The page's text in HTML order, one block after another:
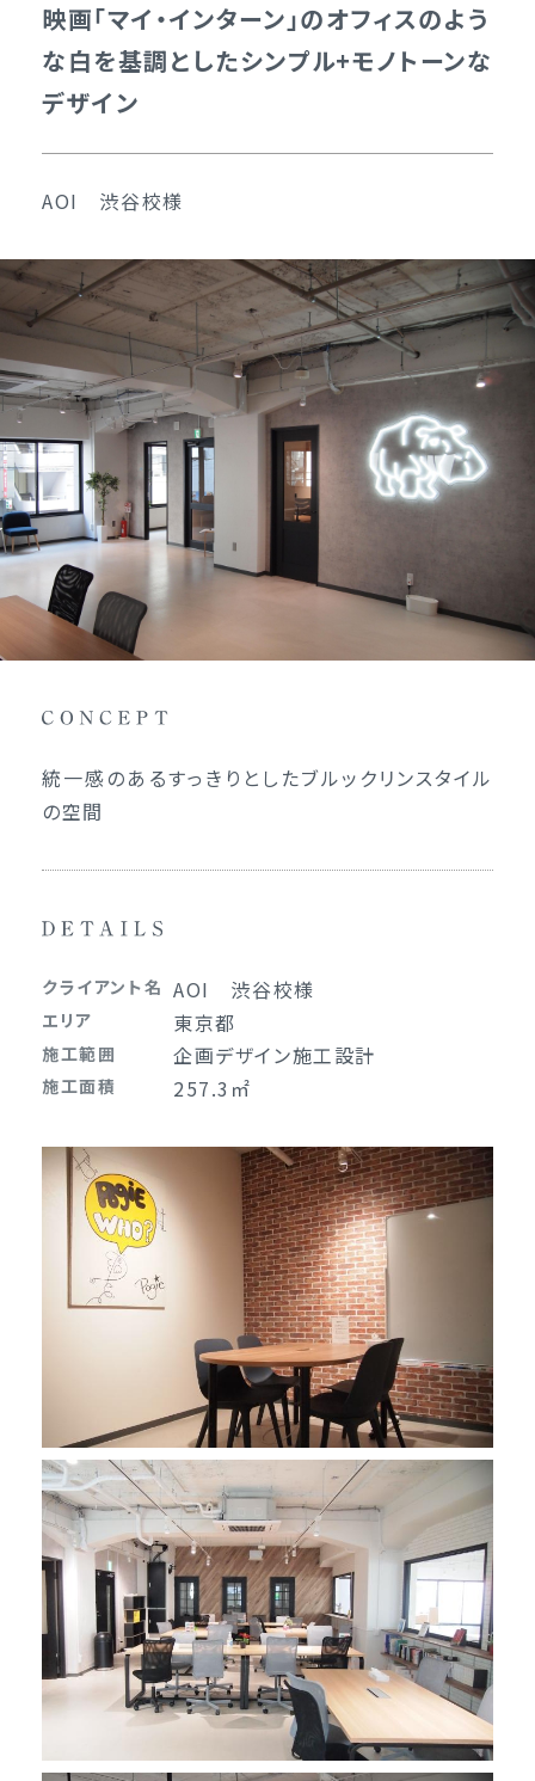
AOI 渋谷校様
映画「マイ・インターン」のオフィスのよう
な白を基調としたシンプル+モノトーンな
デザイン
統一感のあるすっきりとしたブルックリンスタイル
の空間
クライアント名 AOI 渋谷校様
エリア 東京都
施工範囲 企画デザイン施工 設計
施工面積 257.3㎡